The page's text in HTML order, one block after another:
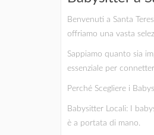
Benvenuti a Santa
offriamo una vasta
Sappiamo quanto sia
essenziale per
Perché Scegliere i
Babysitter Locali: I
è a portata di mano.